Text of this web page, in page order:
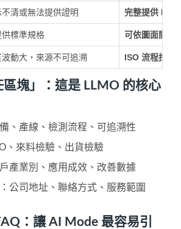
清或無法提供證明 完整提供
供標準規格 可依圖面開發
波動大，來源不可追溯 ISO 流程控管
區塊」：這是 LLMO 的核心
備、產線、檢測流程、可追溯性
、來料檢驗、出貨檢驗
戶產業別、應用成效、改善數據
：公司地址、聯絡方式、服務範圍
：讓 AI Mode 最容易引